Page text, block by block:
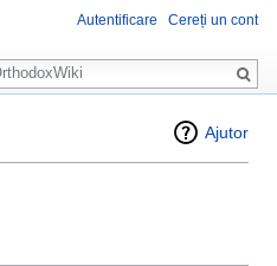
Ajutor
Autentificare Cereți un cont